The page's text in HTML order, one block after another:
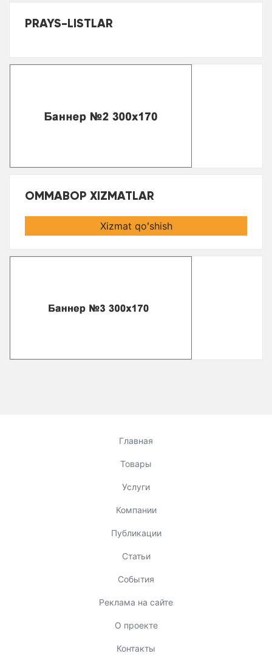
PRAYS-LISTLAR
OMMABOP XIZMATLAR
Xizmat qoʻshish
Главная
Товары
Услуги
Компании
Публикации
Статьи
События
Реклама на сайте
О проекте
Контакты